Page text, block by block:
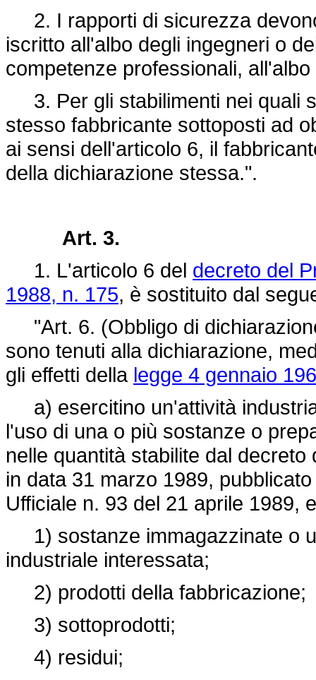
2. I rapporti di sicurezza
iscritto all'albo degli ingegneri o
competenze professionali,
3. Per gli stabilimenti nei quali
stesso fabbricante sottoposti ad
ai sensi dell'articolo 6, il
della dichiarazione stessa.".
Art. 3.
1. L'articolo 6 del decreto del
1988, n. 175, è sostituito dal
"Art. 6. (Obbligo di
sono tenuti alla dichiarazione,
gli effetti della legge 4 gennaio
a) esercitino un'attività
l'uso di una o più sostanze o
nelle quantità stabilite dal
in data 31 marzo 1989,
Ufficiale n. 93 del 21 aprile 1989,
1) sostanze immagazzinate o
industriale interessata;
2) prodotti della fabbricazione;
3) sottoprodotti;
4) residui;